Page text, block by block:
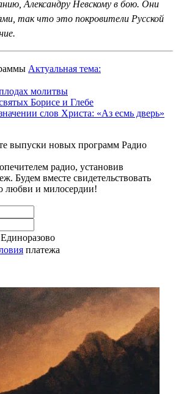
Александру Невскому в бою. Они
так что это покровители Русской
Актуальная тема:
молитвы
Борисе и Глебе
слов Христа: «Аз есмь дверь»
выпуски новых программ Радио
радио, установив
Будем вместе свидетельствовать
любви и милосердии!
Единоразово
платежа